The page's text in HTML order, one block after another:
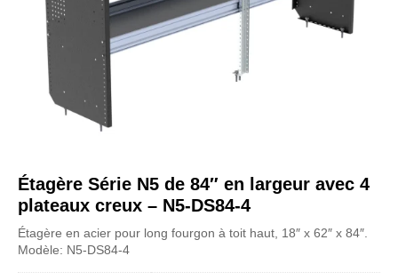
Étagère Série N5 de 84″ en largeur avec 4
plateaux creux – N5-DS84-4
Étagère en acier pour long fourgon à toit haut, 18″ x 62″ x 84″.
Modèle: N5-DS84-4